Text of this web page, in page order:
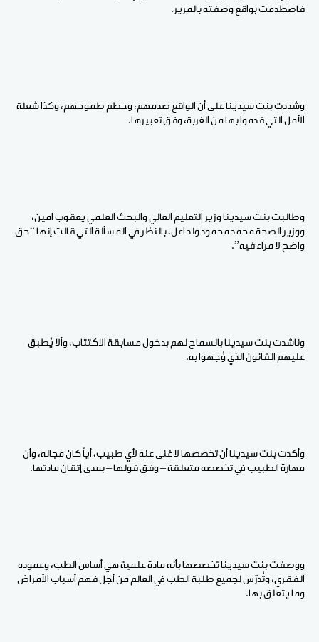
فاصطدمت بواقع وصفته بالمرير.
وشددت بنت سيدينا على أن الواقع صدمهم، وحطم طموحهم، وكذا شعلة
الأمل التي قدموا بها من الغربة، وفق تعبيرها.
وطالبت بنت سيدينا وزير التعليم العالي والبحث العلمي يعقوب امين،
ووزير الصحة محمد محمود ولد اعل، بالنظر في المسألة التي قالت إنها “حق
واضح لا مراء فيه”.
وناشدت بنت سيدينا بالسماح لهم بدخول مسابقة الاكتتاب، وألا يُطبق
عليهم القانون الذي وُجهوا به.
وأكدت بنت سيدينا أن تخصصها لا غنى عنه لأي طبيب، أياً كان مجاله، وأن
مهارة الطبيب في تخصصه متعلقة – وفق قولها – بمدى إتقان مادتها.
ووصفت بنت سيدينا تخصصها بأنه مادة علمية هي أساس الطب، وعموده
الفقري، وتُدرّس لجميع طلبة الطب في العالم من أجل فهم أسباب الأمراض
وما يتعلق بها.